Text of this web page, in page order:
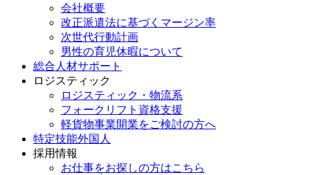
会社概要
改正派遣法に基づくマージン率
次世代行動計画
男性の育児休暇について
総合人材サポート
ロジスティック
ロジスティック・物流系
フォークリフト資格支援
軽貨物事業開業をご検討の方へ
特定技能外国人
採用情報
お仕事をお探しの方はこちら